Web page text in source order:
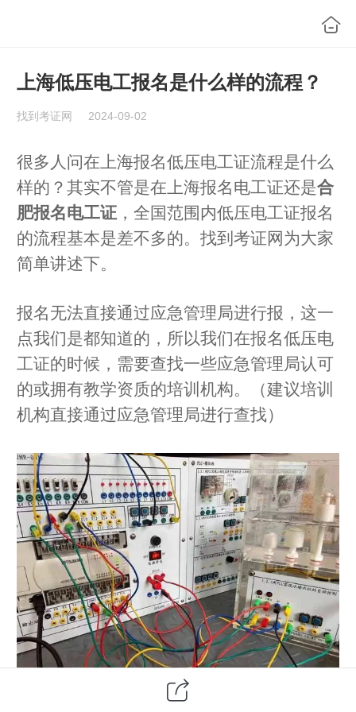
上海低压电工报名是什么样的流程？
找到考证网 2024-09-02
很多人问在上海报名低压电工证流程是什么
样的？其实不管是在上海报名电工证还是合
肥报名电工证 ，全国范围内低压电工证报名
的流程基本是差不多的。找到考证网为大家
简单讲述下。
报名无法直接通过应急管理局进行报，这一
点我们是都知道的，所以我们在报名低压电
工证的时候，需要查找一些应急管理局认可
的或拥有教学资质的培训机构。（建议培训
机构直接通过应急管理局进行查找）